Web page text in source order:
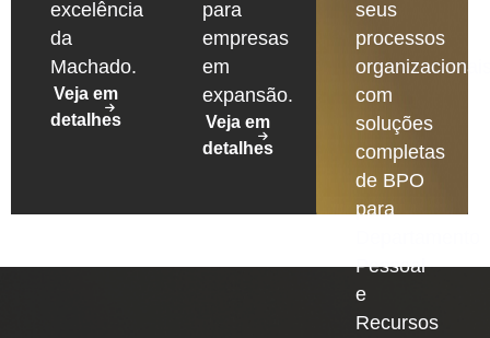
excelência
da
Machado.
Veja em
detalhes
para
empresas
em
expansão.
Veja em
detalhes
seus
processos
com
soluções
completas
de BPO
para
Pessoal
e
Recursos